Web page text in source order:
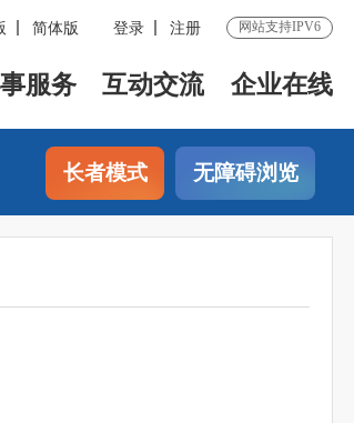
简体版 登录 注册 网站支持IPV6
服务 互动交流 企业在线
长者模式 无障碍浏览